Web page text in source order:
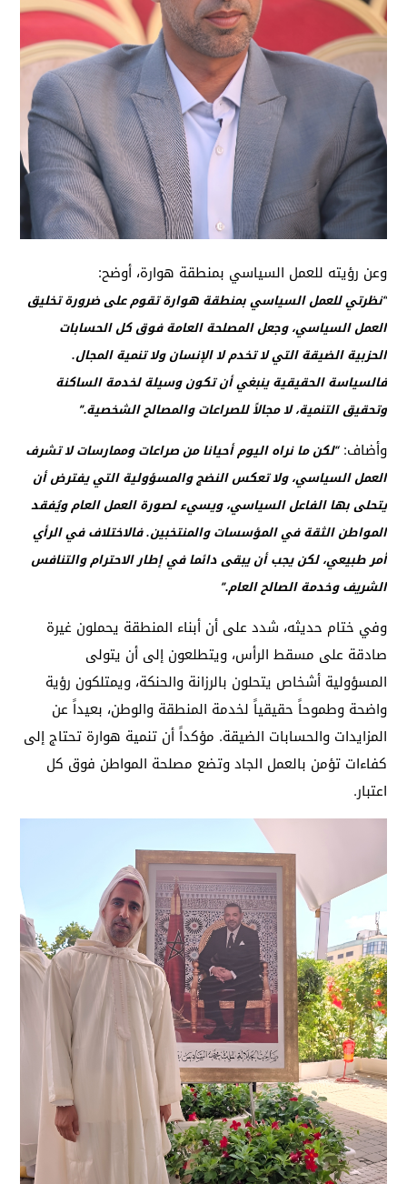
وعن رؤيته للعمل السياسي بمنطقة هوارة، أوضح:
“نظرتي للعمل السياسي بمنطقة هوارة تقوم على ضرورة تخليق
العمل السياسي، وجعل المصلحة العامة فوق كل الحسابات
الحزبية الضيقة التي لا تخدم لا الإنسان ولا تنمية المجال.
فالسياسة الحقيقية ينبغي أن تكون وسيلة لخدمة الساكنة
وتحقيق التنمية، لا مجالاً للصراعات والمصالح الشخصية.”
وأضاف:“لكن ما نراه اليوم أحيانا من صراعات وممارسات لا تشرف
العمل السياسي، ولا تعكس النضج والمسؤولية التي يفترض أن
يتحلى بها الفاعل السياسي، ويسيء لصورة العمل العام ويُفقد
المواطن الثقة في المؤسسات والمنتخبين. فالاختلاف في الرأي
أمر طبيعي، لكن يجب أن يبقى دائما في إطار الاحترام والتنافس
الشريف وخدمة الصالح العام.”
وفي ختام حديثه، شدد على أن أبناء المنطقة يحملون غيرة
صادقة على مسقط الرأس، ويتطلعون إلى أن يتولى
المسؤولية أشخاص يتحلون بالرزانة والحنكة، ويمتلكون رؤية
واضحة وطموحاً حقيقياً لخدمة المنطقة والوطن، بعيداً عن
المزايدات والحسابات الضيقة. مؤكداً أن تنمية هوارة تحتاج إلى
كفاءات تؤمن بالعمل الجاد وتضع مصلحة المواطن فوق كل
اعتبار.